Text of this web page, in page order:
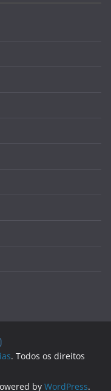
. Todos os direitos
by WordPress.